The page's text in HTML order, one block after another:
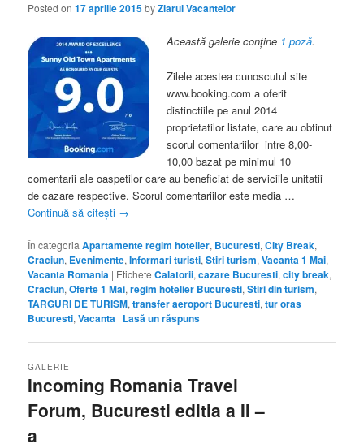
Posted on17 aprilie 2015byZiarul Vacantelor
Această galerie conține 1 poză.
Zilele acestea cunoscutul site
www.booking.com a oferit
distinctiile pe anul 2014
proprietatilor listate, care au obtinut
scorul comentariilor intre 8,00-
10,00 bazat pe minimul 10
comentarii ale oaspetilor care au beneficiat de serviciile unitatii
de cazare respective. Scorul comentariilor este media …
Continuă să citești →
În categoria Apartamente regim hotelier, Bucuresti,City Break,
Craciun, Evenimente,Informari turisti,Stiri turism,Vacanta 1 Mai,
Vacanta Romania | Etichete Calatorii,cazare Bucuresti,city break,
Craciun,Oferte 1 Mai,regim hotelier Bucuresti,Stiri din turism,
TARGURI DE TURISM,transfer aeroport Bucuresti,tur oras
Bucuresti,Vacanta | Lasă un răspuns
Incoming Romania Travel
Forum, Bucuresti editia a II –
a
GALERIE